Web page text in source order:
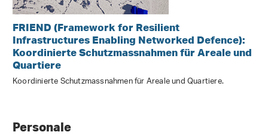
FRIEND (Framework for Resilient
Infrastructures Enabling Networked Defence):
Koordinierte Schutzmassnahmen für Areale und
Quartiere
Koordinierte Schutzmassnahmen für Areale und Quartiere.
Personale